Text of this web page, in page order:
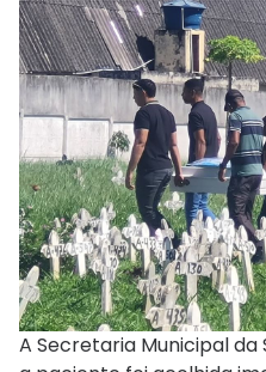
A Secretaria Municipal da